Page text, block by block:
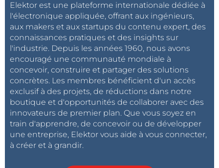
Elektor est une plateforme internationale dédiée à
l'électronique appliquée, offrant aux ingénieurs,
aux makers et aux startups du contenu expert, des
connaissances pratiques et des insights sur
l'industrie. Depuis les années 1960, nous avons
encouragé une communauté mondiale à
concevoir, construire et partager des solutions
concrètes. Les membres bénéficient d'un accès
exclusif à des projets, de réductions dans notre
boutique et d'opportunités de collaborer avec des
innovateurs de premier plan. Que vous soyez en
train d'apprendre, de concevoir ou de développer
une entreprise, Elektor vous aide à vous connecter,
à créer et à grandir.